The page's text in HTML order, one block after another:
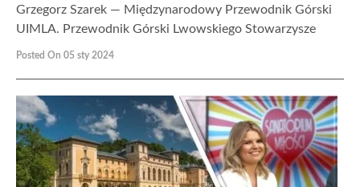
Grzegorz Szarek — Międzynarodowy Przewodnik Górski
UIMLA. Przewodnik Górski Lwowskiego Stowarzysze
Posted On 05 sty 2024